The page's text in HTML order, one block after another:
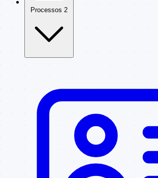
Processos 2